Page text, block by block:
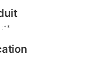
:**